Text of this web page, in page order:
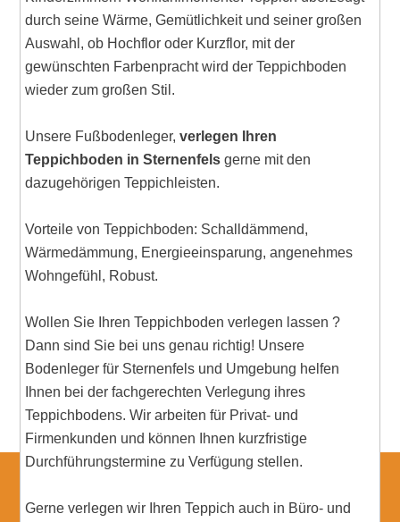
durch seine Wärme, Gemütlichkeit und seiner großen
Auswahl, ob Hochflor oder Kurzflor, mit der
gewünschten Farbenpracht wird der Teppichboden
wieder zum großen Stil.
Unsere Fußbodenleger,verlegen Ihren
Teppichboden in Sternenfels gerne mit den
dazugehörigen Teppichleisten.
Vorteile von Teppichboden: Schalldämmend,
Wärmedämmung, Energieeinsparung, angenehmes
Wohngefühl, Robust.
Wollen Sie Ihren Teppichboden verlegen lassen ?
Dann sind Sie bei uns genau richtig! Unsere
Bodenleger für Sternenfels und Umgebung helfen
Ihnen bei der fachgerechten Verlegung ihres
Teppichbodens. Wir arbeiten für Privat- und
Firmenkunden und können Ihnen kurzfristige
Durchführungstermine zu Verfügung stellen.
Gerne verlegen wir Ihren Teppich auch in Büro- und